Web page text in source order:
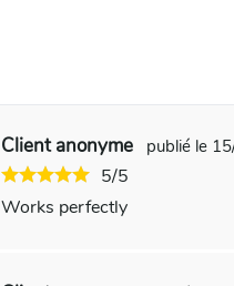
Client anonyme publié le
5/5
Works perfectly